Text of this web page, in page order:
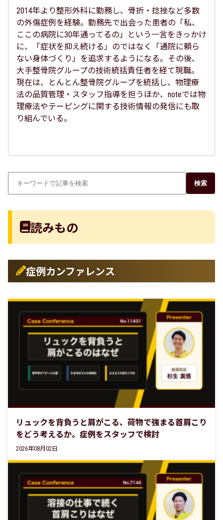
2014年より整形外科に勤務し、骨折・捻挫など多数
の外傷症例を経験。勤務先で出会った患者の「私、
ここの病院に30年通ってるの」という一言をきっかけ
に、「症状を抑え続ける」のではなく「通院に頼ら
ない身体づくり」を追求するようになる。その後、
大手整骨院グループの技術統括責任者を経て現職。
現在は、とんとん整骨院グループを統括し、物理療
法の品質管理・スタッフ指導を担うほか、noteでは物
理療法やテーピングに関する技術情報の発信にも取
り組んでいる。
検索
読みもの
症例カンファレンス
リュックを背負うと肩がこる、荷物で強まる首肩こり
をどう考えるか。症例をスタッフで検討
2026年08月02日